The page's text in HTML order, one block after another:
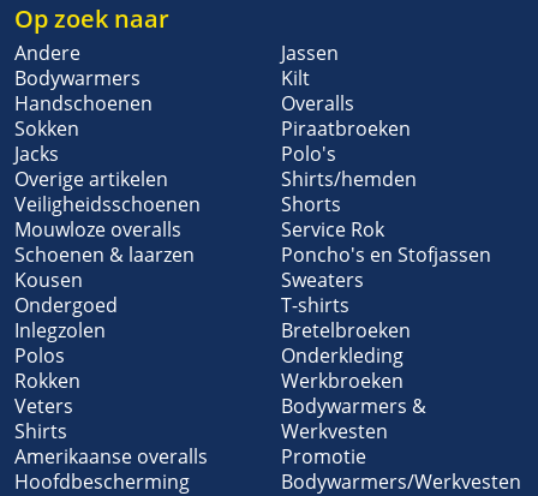
Op zoek naar
Andere
Bodywarmers
Handschoenen
Sokken
Jacks
Overige artikelen
Veiligheidsschoenen
Mouwloze overalls
Schoenen & laarzen
Kousen
Ondergoed
Inlegzolen
Polos
Rokken
Veters
Shirts
Amerikaanse overalls
Hoofdbescherming
Jassen
Kilt
Overalls
Piraatbroeken
Polo's
Shirts/hemden
Shorts
Service Rok
Poncho's en Stofjassen
Sweaters
T-shirts
Bretelbroeken
Onderkleding
Werkbroeken
Bodywarmers &
Werkvesten
Promotie
Bodywarmers/Werkvesten